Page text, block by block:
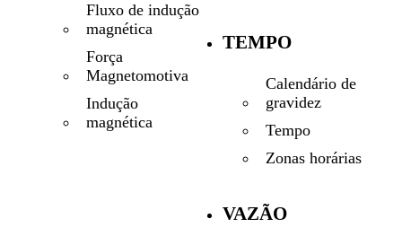
Fluxo de indução
magnética
Força
Magnetomotiva
Indução
magnética
TEMPO
Calendário de
gravidez
Tempo
Zonas horárias
VAZÃO